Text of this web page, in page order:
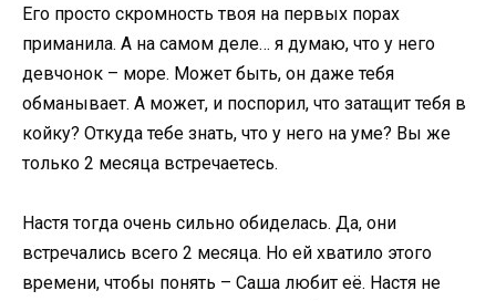
Его просто скромность твоя на первых порах
приманила. А на самом деле… я думаю, что у него
девчонок – море. Может быть, он даже тебя
обманывает. А может, и поспорил, что затащит тебя в
койку? Откуда тебе знать, что у него на уме? Вы же
только 2 месяца встречаетесь.
Настя тогда очень сильно обиделась. Да, они
встречались всего 2 месяца. Но ей хватило этого
времени, чтобы понять – Саша любит её. Настя не